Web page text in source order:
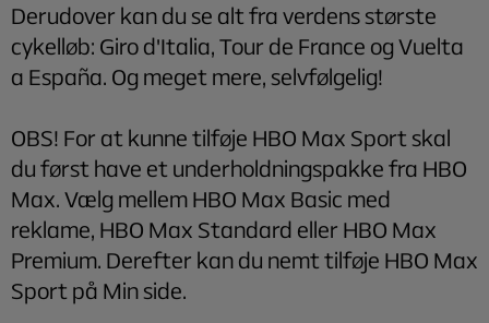
Derudover kan du se alt fra verdens største
cykelløb: Giro d'Italia, Tour de France og Vuelta
a España. Og meget mere, selvfølgelig!
OBS! For at kunne tilføje HBO Max Sport skal
du først have et underholdningspakke fra HBO
Max. Vælg mellem HBO Max Basic med
reklame, HBO Max Standard eller HBO Max
Premium. Derefter kan du nemt tilføje HBO Max
Sport på Min side.